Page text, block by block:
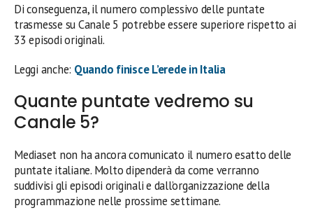
Di conseguenza, il numero complessivo delle puntate
trasmesse su Canale 5 potrebbe essere superiore rispetto ai
33 episodi originali.
Leggi anche: Quando finisce L’erede in Italia
Quante puntate vedremo su
Canale 5?
Mediaset non ha ancora comunicato il numero esatto delle
puntate italiane. Molto dipenderà da come verranno
suddivisi gli episodi originali e dall’organizzazione della
programmazione nelle prossime settimane.